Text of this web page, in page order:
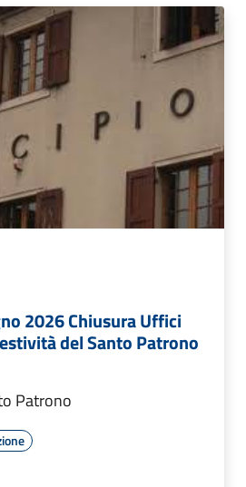
2026 Chiusura Uffici
del Santo Patrono
Patrono